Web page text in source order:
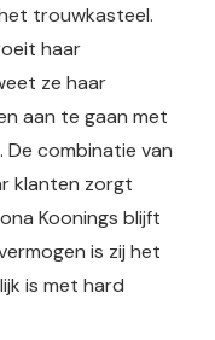
trouwkasteel.
haar
ze haar
aan te gaan met
combinatie van
klanten zorgt
Koonings blijft
is zij het
is met hard